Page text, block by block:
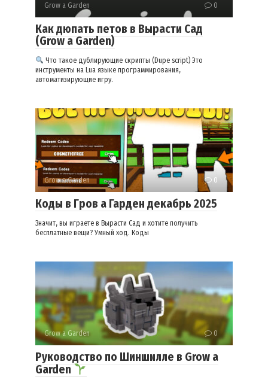
Grow a Garden 0
Как дюпать петов в Вырасти Сад
(Grow a Garden)
Что такое дублирующие скрипты (Dupe script) Это
инструменты на Lua языке программирования,
автоматизирующие игру.
Grow a Garden 0
Коды в Гров а Гарден декабрь 2025
Значит, вы играете в Вырасти Сад и хотите получить
бесплатные вещи? Умный ход. Коды
Grow a Garden 0
Руководство по Шиншилле в Grow a
Garden